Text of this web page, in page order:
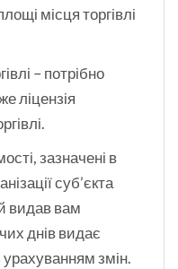
місця торгівлі
– потрібно
ліцензія
зазначені в
суб’єкта
видав вам
днів видає
змін.